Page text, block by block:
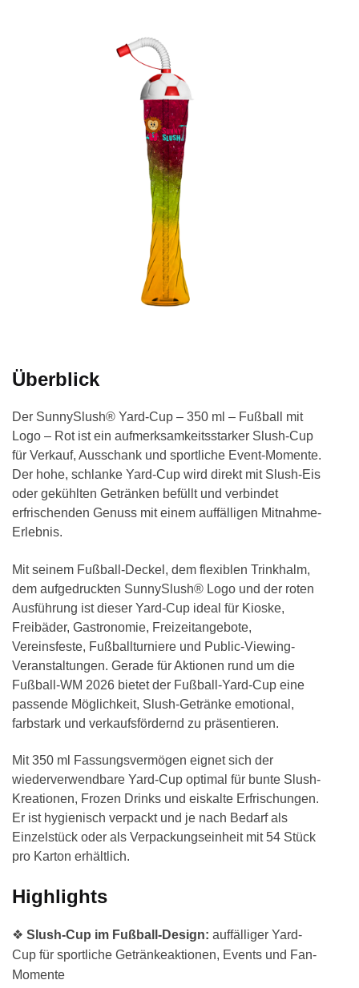
Überblick
Der SunnySlush® Yard-Cup – 350 ml – Fußball mit
Logo – Rot ist ein aufmerksamkeitsstarker Slush-Cup
für Verkauf, Ausschank und sportliche Event-Momente.
Der hohe, schlanke Yard-Cup wird direkt mit Slush-Eis
oder gekühlten Getränken befüllt und verbindet
erfrischenden Genuss mit einem auffälligen Mitnahme-
Erlebnis.
Mit seinem Fußball-Deckel, dem flexiblen Trinkhalm,
dem aufgedruckten SunnySlush® Logo und der roten
Ausführung ist dieser Yard-Cup ideal für Kioske,
Freibäder, Gastronomie, Freizeitangebote,
Vereinsfeste, Fußballturniere und Public-Viewing-
Veranstaltungen. Gerade für Aktionen rund um die
Fußball-WM 2026 bietet der Fußball-Yard-Cup eine
passende Möglichkeit, Slush-Getränke emotional,
farbstark und verkaufsfördernd zu präsentieren.
Mit 350 ml Fassungsvermögen eignet sich der
wiederverwendbare Yard-Cup optimal für bunte Slush-
Kreationen, Frozen Drinks und eiskalte Erfrischungen.
Er ist hygienisch verpackt und je nach Bedarf als
Einzelstück oder als Verpackungseinheit mit 54 Stück
pro Karton erhältlich.
Highlights
❖ Slush-Cup im Fußball-Design: auffälliger Yard-
Cup für sportliche Getränkeaktionen, Events und Fan-
Momente